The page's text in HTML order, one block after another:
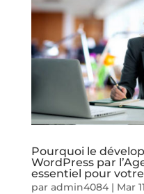
Pourquoi le
WordPress par
essentiel pour
par admin4084| Mar